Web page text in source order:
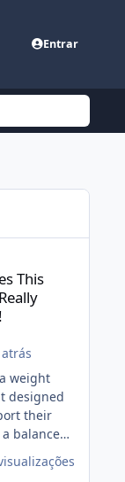
Entrar
This
weight
designed
their
balanced